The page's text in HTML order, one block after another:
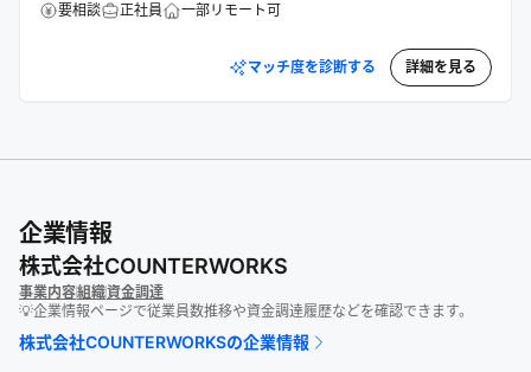
要相談 正社員 一部リモート可
マッチ度を診断する 詳細を見る
企業情報
株式会社COUNTERWORKS
事業内容組織資金調達
💡企業情報ページで従業員数推移や資金調達履歴などを確認できます。
株式会社COUNTERWORKSの企業情報